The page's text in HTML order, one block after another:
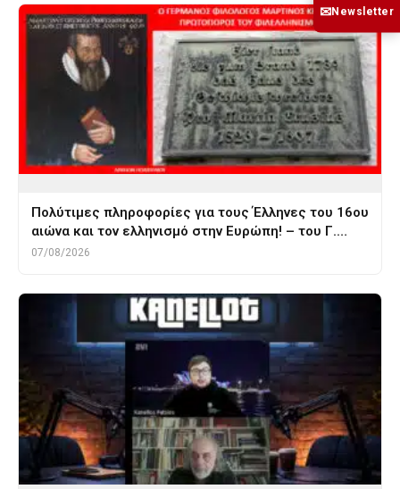
Πολύτιμες πληροφορίες για τους Έλληνες του 16ου
αιώνα και τον ελληνισμό στην Ευρώπη! – του Γ.…
07/08/2026
✉Newsletter